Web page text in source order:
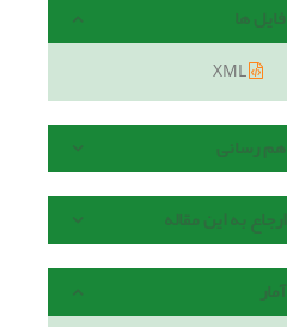
فایل ها
XML
هم رسانی
ارجاع به این مقاله
آمار